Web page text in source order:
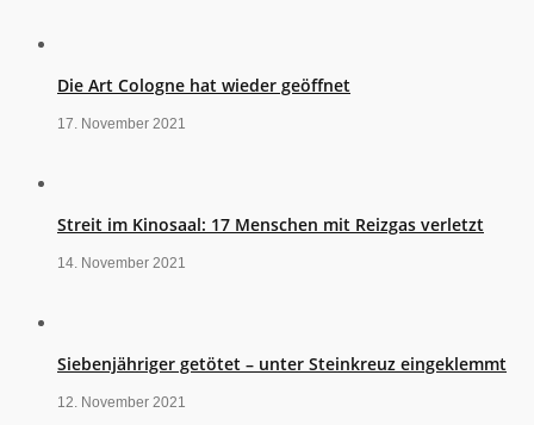
Die Art Cologne hat wieder geöffnet
17. November 2021
Streit im Kinosaal: 17 Menschen mit Reizgas verletzt
14. November 2021
Siebenjähriger getötet – unter Steinkreuz eingeklemmt
12. November 2021